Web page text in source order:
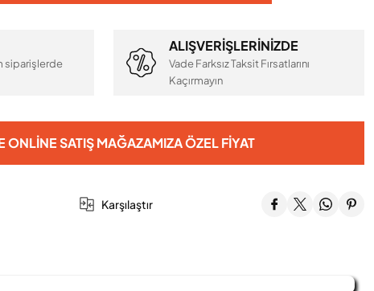
siparişlerde
ALIŞVERİŞLERİNİZDE
Vade Farksız Taksit Fırsatlarını
Kaçırmayın
ONLINE SATIŞ MAĞAZAMIZA ÖZEL FIYAT
Karşılaştır